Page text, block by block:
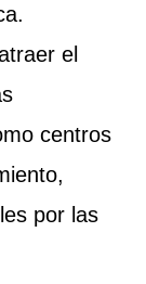
el
centros
por las